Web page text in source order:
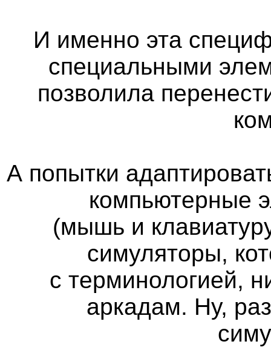
И именно эта
специальными
позволила
А попытки
компьютерные
(мышь и
симуляторы,
с терминологией,
аркадам. Ну,